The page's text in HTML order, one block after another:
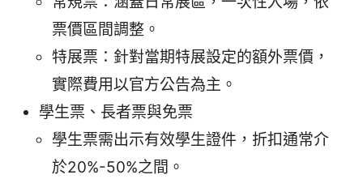
票價區間調整。
特展票：針對當期特展設定的額外票價，
實際費用以官方公告為主。
學生票、長者票與免票
學生票需出示有效學生證件，折扣通常介
於20%-50%之間。